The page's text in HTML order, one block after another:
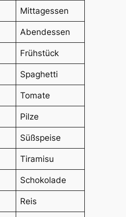
Mittagessen
Abendessen
Frühstück
Spaghetti
Tomate
Pilze
Süßspeise
Tiramisu
Schokolade
Reis